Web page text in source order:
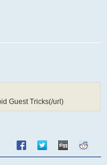
Guest Tricks(/url)